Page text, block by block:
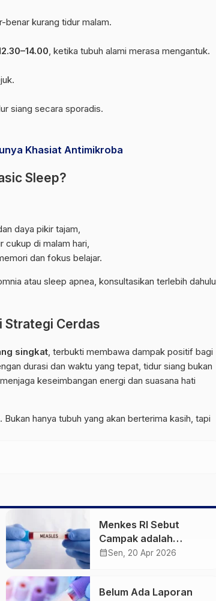
benar kurang tidur malam.
, ketika tubuh alami merasa mengantuk.
siang secara sporadis.
Khasiat Antimikroba
Sleep?
daya pikir tajam,
cukup di malam hari,
dan fokus belajar.
atau sleep apnea, konsultasikan terlebih dahulu
Strategi Cerdas
singkat, terbukti membawa dampak positif bagi
durasi dan waktu yang tepat, tidur siang bukan
keseimbangan energi dan suasana hati
hanya tubuh yang akan berterima kasih, tapi
Menkes RI Sebut
Campak adalah
Penyakit Paling
calendar_monthSen, 20 Apr 2026
Belum Ada Laporan